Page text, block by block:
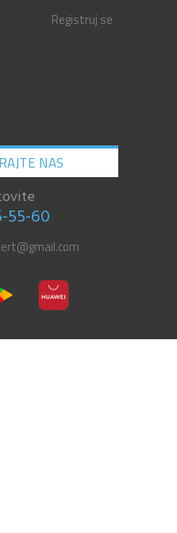
Registruj se
NAS
55-60